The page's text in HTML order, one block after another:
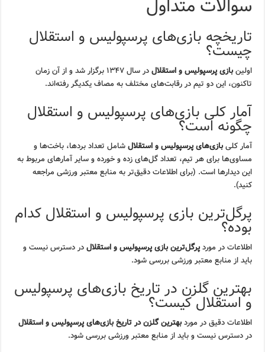
سوالات متداول
تاریخچه بازی‌های پرسپولیس و استقلال
چیست؟
اولینبازی پرسپولیس و استقلال
در سال ۱۳۴۷ برگزار شد و از آن زمان
تاکنون، این دو تیم در رقابت‌های مختلف به مصاف یکدیگر رفته‌اند.
آمار کلی بازی‌های پرسپولیس و استقلال
چگونه است؟
آمار کلیبازی‌های پرسپولیس و استقلالشامل تعداد بردها، باخت‌ها و
مساوی‌ها برای هر تیم، تعداد گل‌های زده و خورده و سایر آمارهای مربوط به
این دیدارها است. (برای اطلاعات دقیق‌تر به منابع معتبر ورزشی مراجعه
کنید).
پرگل‌ترین بازی پرسپولیس و استقلال کدام
بوده؟
اطلاعات در موردپرگل‌ترین بازی پرسپولیس و استقلالدر دسترس نیست و
باید از منابع معتبر ورزشی بررسی شود.
بهترین گلزن در تاریخ بازی‌های پرسپولیس
و استقلال کیست؟
اطلاعات دقیق در موردبهترین گلزن در تاریخ بازی‌های پرسپولیس و استقلال
در دسترس نیست و باید از منابع معتبر ورزشی بررسی شود.